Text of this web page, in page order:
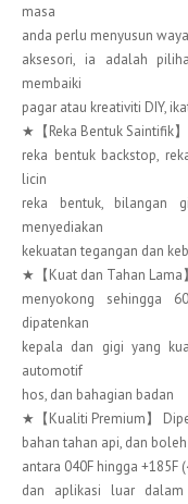
masa
anda perlu menyusun
aksesori, ia adalah
membaiki
pagar atau kreativiti DIY,
★【Reka Bentuk Saintifik
reka bentuk backstop,
licin
reka bentuk, bilangan
menyediakan
kekuatan tegangan dan
★【Kuat dan Tahan Lama
menyokong sehingga
dipatenkan
kepala dan gigi yang
automotif
hos, dan bahagian badan
★【Kualiti Premium】
bahan tahan api, dan
antara 040F hingga +185F
dan aplikasi luar